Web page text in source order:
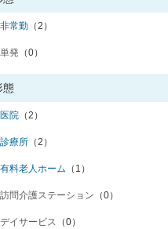
非常勤 （2）
単発 （0）
態
医院 （2）
診療所 （2）
有料老人ホーム （1）
訪問介護ステーション （0）
デイサービス （0）